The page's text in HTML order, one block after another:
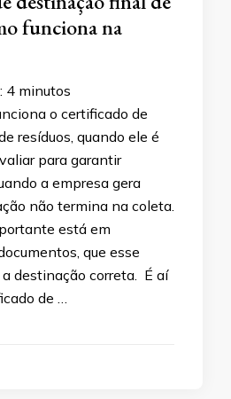
funciona na
4 minutos
o certificado de
resíduos, quando ele é
para garantir
a empresa gera
não termina na coleta.
está em
que esse
destinação correta. É aí
de …